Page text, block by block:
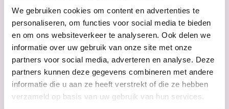
We gebruiken cookies om content en advertenties te
personaliseren, om functies voor social media te bieden
en om ons websiteverkeer te analyseren. Ook delen we
informatie over uw gebruik van onze site met onze
partners voor social media, adverteren en analyse. Deze
partners kunnen deze gegevens combineren met andere
informatie die u aan ze heeft verstrekt of die ze hebben
verzameld op basis van uw gebruik van hun services.
Op voorraad
Fair & White So
Lemon
Verhelderend
Op voorraad
Fair & White So
Lemon
eerste
bestelling